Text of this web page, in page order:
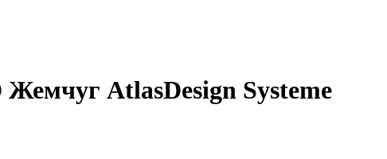
Жемчуг AtlasDesign Systeme